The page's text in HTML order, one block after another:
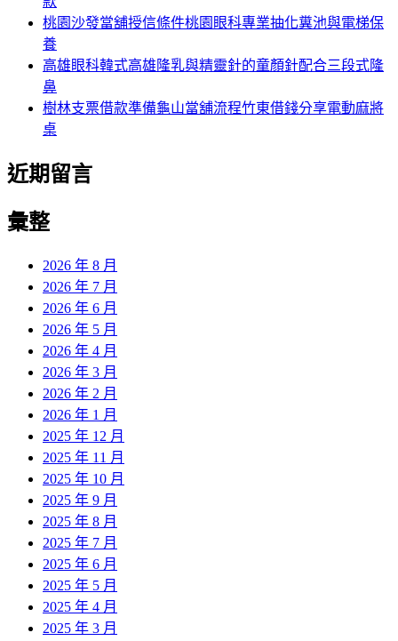
桃園沙發當舖授信條件桃園眼科專業抽化糞池與電梯保
養
高雄眼科韓式高雄隆乳與精靈針的童顏針配合三段式隆
鼻
樹林支票借款準備龜山當舖流程竹東借錢分享電動麻將
桌
近期留言
彙整
2026 年 8 月
2026 年 7 月
2026 年 6 月
2026 年 5 月
2026 年 4 月
2026 年 3 月
2026 年 2 月
2026 年 1 月
2025 年 12 月
2025 年 11 月
2025 年 10 月
2025 年 9 月
2025 年 8 月
2025 年 7 月
2025 年 6 月
2025 年 5 月
2025 年 4 月
2025 年 3 月